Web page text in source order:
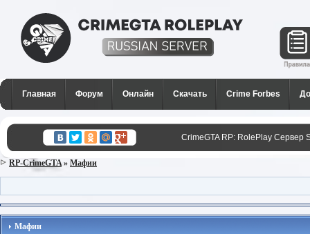
CrimeGTA RP - Лучший РП
сервер SAMP в России для
Главная Форум Онлайн Скачать Crime Forbes
CrimeGTA RP: RolePlay Сервер
RP-CrimeGTA» Мафии
Мафии